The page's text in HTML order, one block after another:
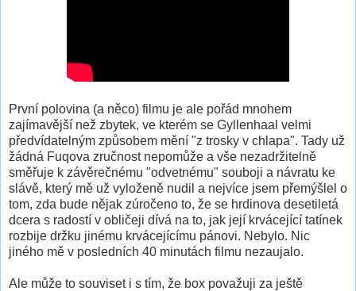
První polovina (a něco) filmu je ale pořád mnohem
zajímavější než zbytek, ve kterém se Gyllenhaal velmi
předvídatelným způsobem mění "z trosky v chlapa". Tady už
žádná Fuqova zručnost nepomůže a vše nezadržitelně
směřuje k závěrečnému "odvetnému" souboji a návratu ke
slávě, který mě už vyloženě nudil a nejvíce jsem přemýšlel o
tom, zda bude nějak zúročeno to, že se hrdinova desetiletá
dcera s radostí v obličeji dívá na to, jak její krvácející tatínek
rozbije držku jinému krvácejícímu pánovi. Nebylo. Nic
jiného mě v posledních 40 minutách filmu nezaujalo.
Ale může to souviset i s tím, že box považuji za ještě